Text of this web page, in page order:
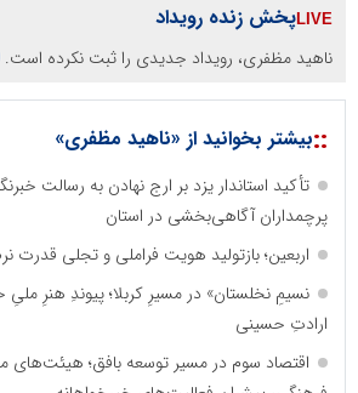
پخش زنده رویداد
ناهید مظفری، رویداد جدیدی را ثبت نکرده است.
::بیشتر بخوانید از «ناهید مظفری»
تأکید استاندار یزد بر ارج نهادن به رسالت
پرچمداران آگاهی‌بخشی در استان
اربعین؛ بازتولید هویت فراملی و تجلی قدرت
نسیمِ نخلستان» در مسیرِ کربلا؛ پیوندِ هنرِ ملیِ
ارادتِ حسینی
اقتصاد سوم در مسیر توسعه بافق؛ هیئت‌های